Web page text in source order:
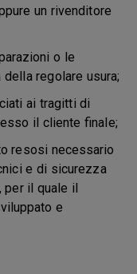
un rivenditore
o le
regolare usura;
ai tragitti di
il cliente finale;
resosi necessario
e di sicurezza
per il quale il
e